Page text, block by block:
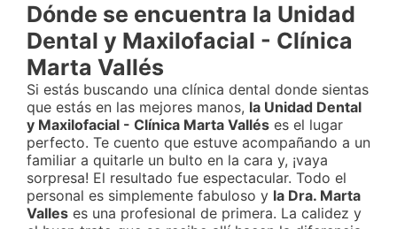
Dónde se encuentra la Unidad
Dental y Maxilofacial - Clínica
Marta Vallés
Si estás buscando una clínica dental donde sientas
que estás en las mejores manos, la Unidad Dental
y Maxilofacial - Clínica Marta Vallés es el lugar
perfecto. Te cuento que estuve acompañando a un
familiar a quitarle un bulto en la cara y, ¡vaya
sorpresa! El resultado fue espectacular. Todo el
personal es simplemente fabuloso y la Dra. Marta
Valles es una profesional de primera. La calidez y